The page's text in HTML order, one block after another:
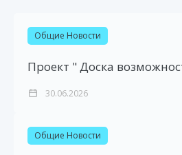
Общие Новости
Проект " Доска
30.06.2026
Общие Новости